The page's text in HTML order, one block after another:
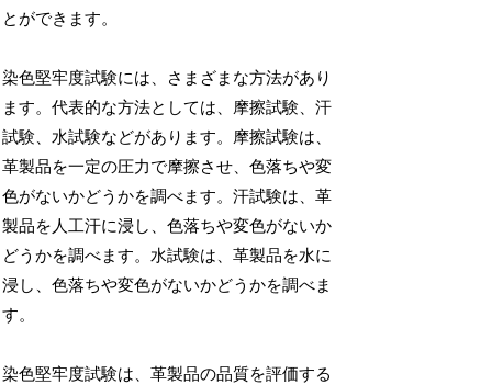
とができます。
染色堅牢度試験には、さまざまな方法があり
ます。代表的な方法としては、摩擦試験、汗
試験、水試験などがあります。摩擦試験は、
革製品を一定の圧力で摩擦させ、色落ちや変
色がないかどうかを調べます。汗試験は、革
製品を人工汗に浸し、色落ちや変色がないか
どうかを調べます。水試験は、革製品を水に
浸し、色落ちや変色がないかどうかを調べま
す。
染色堅牢度試験は、革製品の品質を評価する